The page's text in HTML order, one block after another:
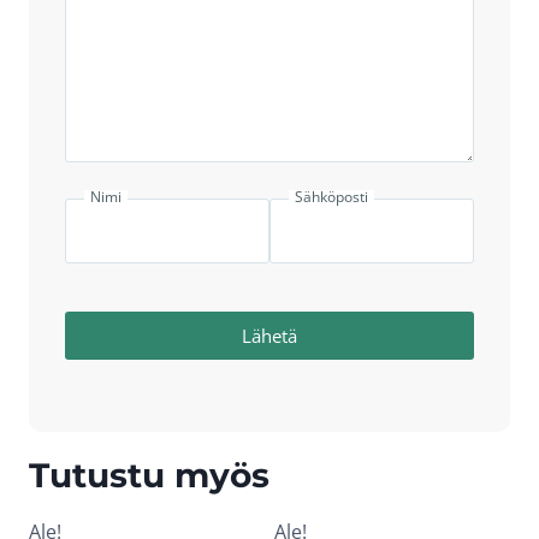
Nimi Sähköposti
Lähetä
Tutustu myös
Ale! Ale!